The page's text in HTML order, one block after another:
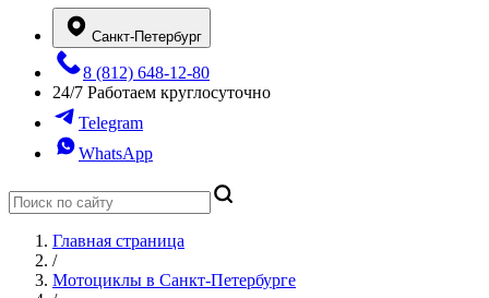
Санкт-Петербург
8 (812) 648-12-80
24/7 Работаем круглосуточно
Telegram
WhatsApp
Главная страница
/
Мотоциклы в Санкт-Петербурге